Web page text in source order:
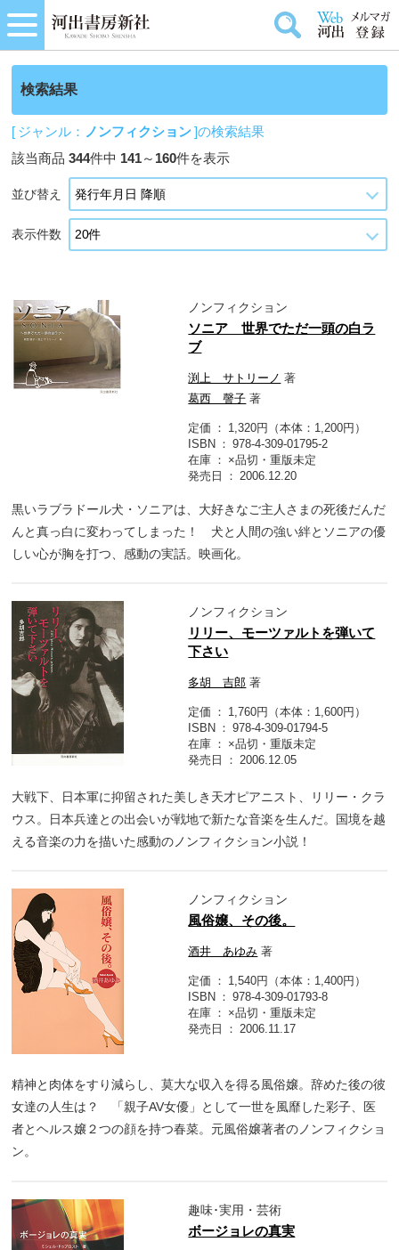
検索結果
[ ジャンル： ノンフィクション]の検索結果
該当商品344件中 141～ 160件を表示
並び替え
表示件数
ノンフィクション
ソニア 世界でただ一頭の白ラ
ブ
渕上 サトリーノ 著
葛西 謦子 著
定価
1,320円（本体：1,200円）
ISBN
978-4-309-01795-2
在庫
×品切・重版未定
発売日
2006.12.20
黒いラブラドール犬・ソニアは、大好きなご主人さまの死後だんだ
んと真っ白に変わってしまった！ 犬と人間の強い絆とソニアの優
しい心が胸を打つ、感動の実話。映画化。
ノンフィクション
リリー、モーツァルトを弾いて
下さい
多胡 吉郎 著
定価
1,760円（本体：1,600円）
ISBN
978-4-309-01794-5
在庫
×品切・重版未定
発売日
2006.12.05
大戦下、日本軍に抑留された美しき天才ピアニスト、リリー・クラ
ウス。日本兵達との出会いが戦地で新たな音楽を生んだ。国境を越
える音楽の力を描いた感動のノンフィクション小説！
ノンフィクション
風俗嬢、その後。
酒井 あゆみ 著
定価
1,540円（本体：1,400円）
ISBN
978-4-309-01793-8
在庫
×品切・重版未定
発売日
2006.11.17
精神と肉体をすり減らし、莫大な収入を得る風俗嬢。辞めた後の彼
女達の人生は？ 「親子AV女優」として一世を風靡した彩子、医
者とヘルス嬢２つの顔を持つ春菜。元風俗嬢著者のノンフィクショ
ン。
趣味･実用・芸術
ボージョレの真実